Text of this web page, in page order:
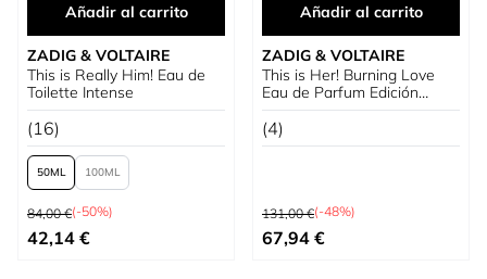
Añadir al carrito
ZADIG & VOLTAIRE
This is Really Him! Eau de
Toilette Intense
(16)
50 100
Precio habitual
84,00 €(-50%)
Tan bajo como
42,14 €
Añadir al carrito
ZADIG & VOLTAIRE
This is Her! Burning Love
Eau de Parfum Edición
Limitada
(4)
Precio habitual
131,00 €(-48%)
Precio especial
67,94 €